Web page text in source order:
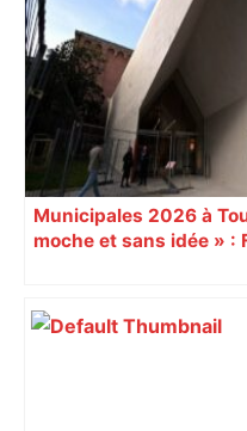
Municipales 2026 à
moche et sans idée » :
Augustins